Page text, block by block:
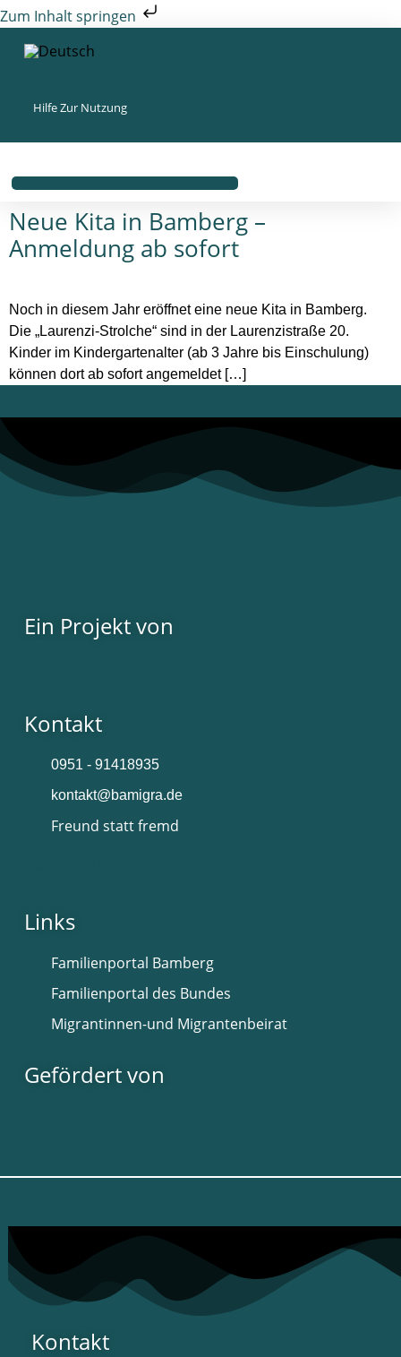
Zum Inhalt springen
Hilfe Zur Nutzung
Neue Kita in Bamberg –
Anmeldung ab sofort
Noch in diesem Jahr eröffnet eine neue Kita in Bamberg.
Die „Laurenzi-Strolche“ sind in der Laurenzistraße 20.
Kinder im Kindergartenalter (ab 3 Jahre bis Einschulung)
können dort ab sofort angemeldet […]
Ein Projekt von
Kontakt
0951 - 91418935
kontakt@bamigra.de
Freund statt fremd
Links
Familienportal Bamberg
Familienportal des Bundes
Migrantinnen-und Migrantenbeirat
Gefördert von
Kontakt